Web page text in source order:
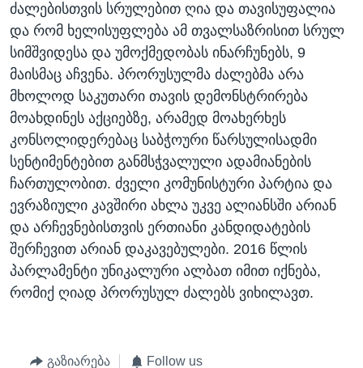
ძალებისთვის სრულებით ღია და თავისუფალია
და რომ ხელისუფლება ამ თვალსაზრისით სრულ
სიმშვიდესა და უმოქმედობას ინარჩუნებს, 9
მაისმაც აჩვენა. პრორუსულმა ძალებმა არა
მხოლოდ საკუთარი თავის დემონსტრირება
მოახდინეს აქციებზე, არამედ მოახერხეს
კონსოლიდერებაც საბჭოური წარსულისადმი
სენტიმენტებით განმსჭვალული ადამიანების
ჩართულობით. ძველი კომუნისტური პარტია და
ევრაზიული კავშირი ახლა უკვე ალიანსში არიან
და არჩევნებისთვის ერთიანი კანდიდატების
შერჩევით არიან დაკავებულები. 2016 წლის
პარლამენტი უნიკალური ალბათ იმით იქნება,
რომიქ ღიად პრორუსულ ძალებს ვიხილავთ.
გაზიარება Follow us